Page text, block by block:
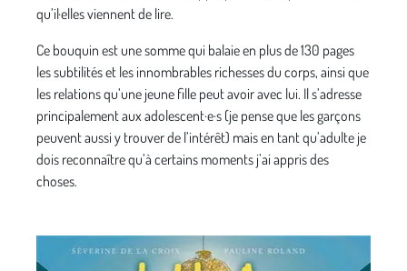
qu’il·elles viennent de lire.
Ce bouquin est une somme qui balaie en plus de 130 pages
les subtilités et les innombrables richesses du corps, ainsi que
les relations qu’une jeune fille peut avoir avec lui. Il s’adresse
principalement aux adolescent·e·s (je pense que les garçons
peuvent aussi y trouver de l’intérêt) mais en tant qu’adulte je
dois reconnaître qu’à certains moments j’ai appris des
choses.